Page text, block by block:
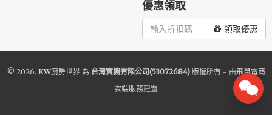
優惠領取
領取優惠
© 2026. KW廚房世界為 台灣寶櫥有限公司(53072684)版權所有 - 由飛鼠電商
雲端服務建置